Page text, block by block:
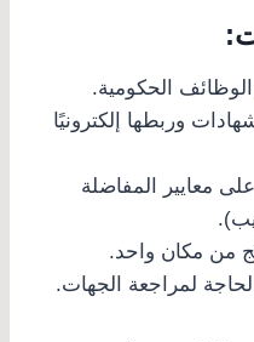
الحكومية.
وربطها إلكترونيًا
معايير المفاضلة
من مكان واحد.
لمراجعة الجهات.